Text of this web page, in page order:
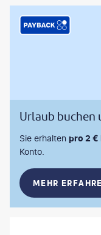
Urlaub buchen
Sie erhalten pro 2 €
Konto.
MEHR